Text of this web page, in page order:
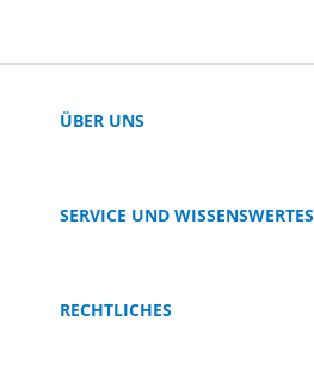
ÜBER UNS
SERVICE UND WISSENSWERTES
RECHTLICHES